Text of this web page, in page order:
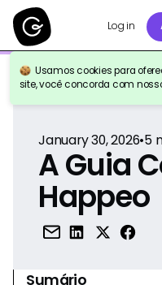
Log in
Usamos cookies para
site, você concorda com
Voltar para a
January 30, 2026•5
A Guia
Happeo
Sumário